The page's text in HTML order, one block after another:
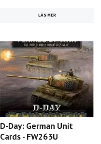
LÄS MER
D-Day: German Unit
Cards - FW263U